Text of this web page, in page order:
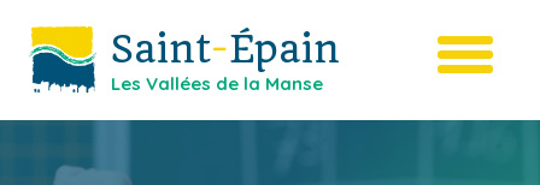
Saint-Épain
Les Vallées de la Manse